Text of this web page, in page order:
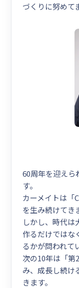
づくりに努めて
60周年を迎えら
す。
カーメイトは「
を生み続けてき
しかし、時代は
作るだけではな
るかが問われて
次の10年は「第
み、成長し続け
きます。